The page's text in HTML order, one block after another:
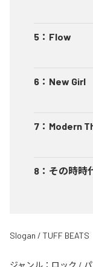
5 ： Flow
6 ： New Girl
7 ： Modern
8 ： その時時
Slogan / TUFF BEATS
ジャンル： ロック /